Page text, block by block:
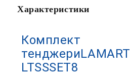
Характеристики
Комплект
тенджериLAMART
LTSSSET8